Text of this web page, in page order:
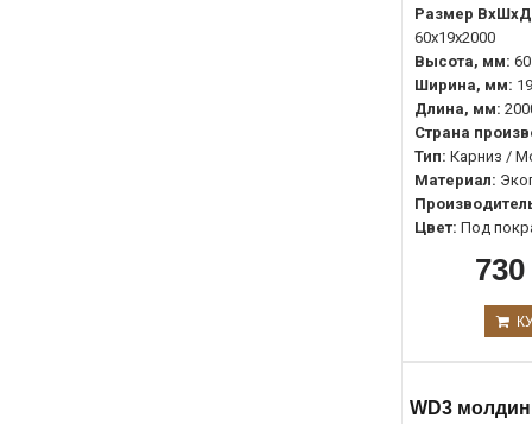
Размер
60х19х2000
Высота, мм: 60
Ширина, мм: 19
Длина, мм:
Страна
Тип: Карниз /
Материал:
Цвет: Под
WD3